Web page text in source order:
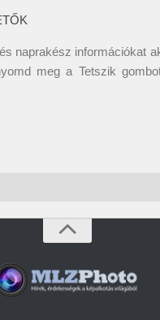
naprakész információkat
meg a Tetszik